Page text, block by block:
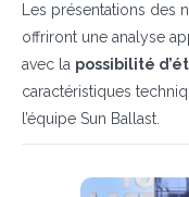
Les présentations
offriront une analyse
avec la possibilité
caractéristiques
l’équipe Sun Ballast.